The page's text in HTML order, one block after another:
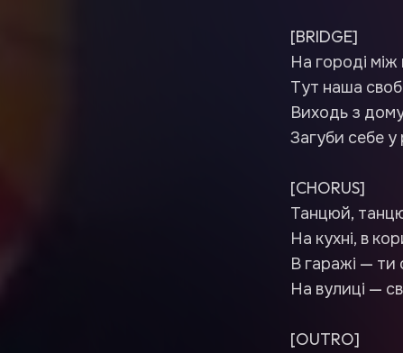
[BRIDGE]
На городі між
Тут наша
Виходь з
Загуби себе у
[CHORUS]
Танцюй,
На кухні, в
В гаражі — ти
На вулиці —
[OUTRO]